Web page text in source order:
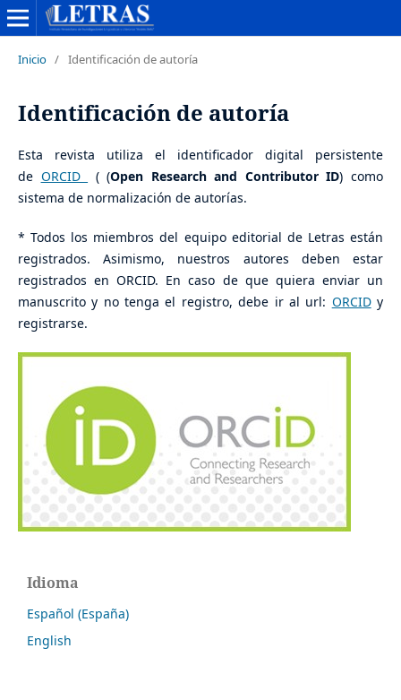
Inicio / Identificación de autoría
Identificación de autoría
Esta revista utiliza el identificador digital persistente
de ORCID ( (Open Research and Contributor ID) como
sistema de normalización de autorías.
* Todos los miembros del equipo editorial de Letras están
registrados. Asimismo, nuestros autores deben estar
registrados en ORCID. En caso de que quiera enviar un
manuscrito y no tenga el registro, debe ir al url: ORCIDy
registrarse.
Idioma
Español (España)
English